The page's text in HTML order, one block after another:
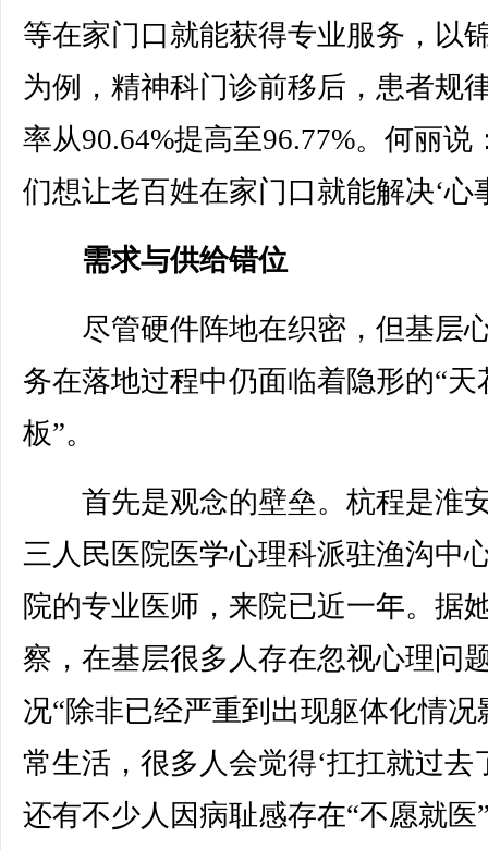
等在家门口就能获得专业服务，以
为例，精神科门诊前移后，患者规
率从90.64%提高至96.77%。何丽说
们想让老百姓在家门口就能解决‘心
需求与供给错位
尽管硬件阵地在织密，但基层
务在落地过程中仍面临着隐形的“天
板”。
首先是观念的壁垒。杭程是淮
三人民医院医学心理科派驻渔沟中
院的专业医师，来院已近一年。据
察，在基层很多人存在忽视心理问
况“除非已经严重到出现躯体化情况
常生活，很多人会觉得‘扛扛就过去
还有不少人因病耻感存在“不愿就医